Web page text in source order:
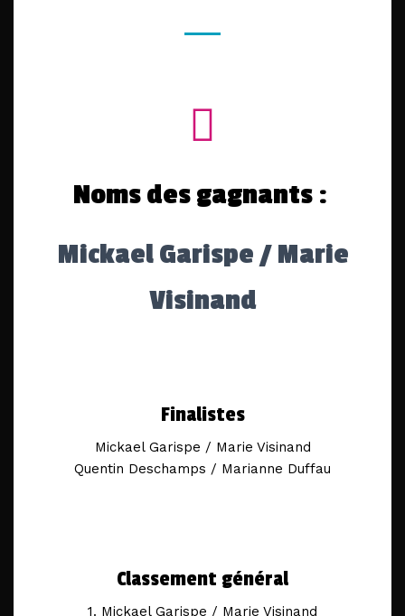
Noms des gagnants :
Mickael Garispe / Marie
Visinand
Finalistes
Mickael Garispe / Marie Visinand
Quentin Deschamps / Marianne Duffau
Classement général
1. Mickael Garispe / Marie Visinand